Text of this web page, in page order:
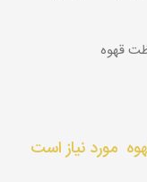
مورد نیاز است